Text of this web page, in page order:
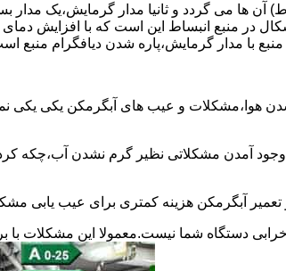
آن ها می گردد و ثانیا مدار گرمایش،یک
در منبع انبساط این است که با افزایش
منبع با مدار گرمایش،پاره شدن دیافگرام منبع
هوا،مشکلات و عیب های آبگرمکن یکی یکی
آمدن مشکلاتی نظیر گرم نشدن آب،چکه
آبگرمکن هزینه کمتری برای عیب یابی
دستگاه شما نیست.معمولا این مشکلات